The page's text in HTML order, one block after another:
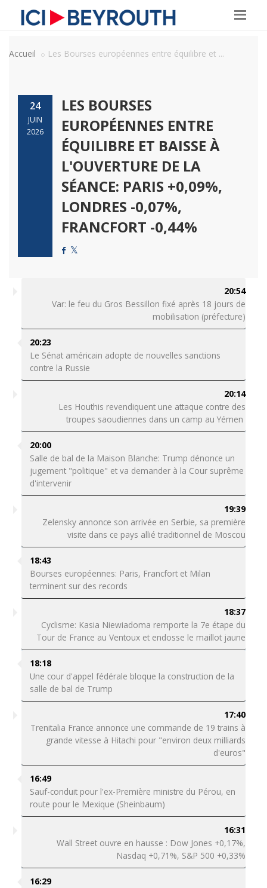
Accueil Les Bourses européennes entre équilibre et ...
24
JUIN
2026
LES BOURSES
EUROPÉENNES ENTRE
ÉQUILIBRE ET BAISSE À
L'OUVERTURE DE LA
SÉANCE: PARIS +0,09%,
LONDRES -0,07%,
FRANCFORT -0,44%
20:54
Var: le feu du Gros Bessillon fixé après 18 jours de
mobilisation (préfecture)
20:23
Le Sénat américain adopte de nouvelles sanctions
contre la Russie
20:14
Les Houthis revendiquent une attaque contre des
troupes saoudiennes dans un camp au Yémen
20:00
Salle de bal de la Maison Blanche: Trump dénonce un
jugement "politique" et va demander à la Cour suprême
d'intervenir
19:39
Zelensky annonce son arrivée en Serbie, sa première
visite dans ce pays allié traditionnel de Moscou
18:43
Bourses européennes: Paris, Francfort et Milan
terminent sur des records
18:37
Cyclisme: Kasia Niewiadoma remporte la 7e étape du
Tour de France au Ventoux et endosse le maillot jaune
18:18
Une cour d'appel fédérale bloque la construction de la
salle de bal de Trump
17:40
Trenitalia France annonce une commande de 19 trains à
grande vitesse à Hitachi pour "environ deux milliards
d'euros"
16:49
Sauf-conduit pour l'ex-Première ministre du Pérou, en
route pour le Mexique (Sheinbaum)
16:31
Wall Street ouvre en hausse : Dow Jones +0,17%,
Nasdaq +0,71%, S&P 500 +0,33%
16:29